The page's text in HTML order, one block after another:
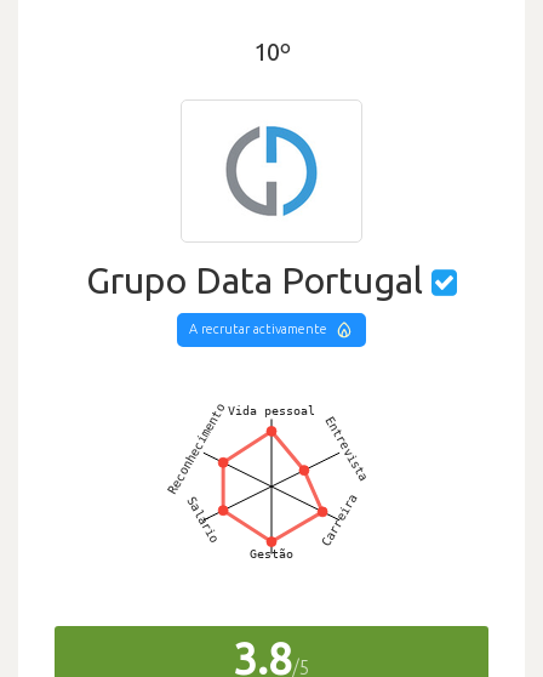
10º
Grupo Data Portugal
A recrutar activamente
3.8/5